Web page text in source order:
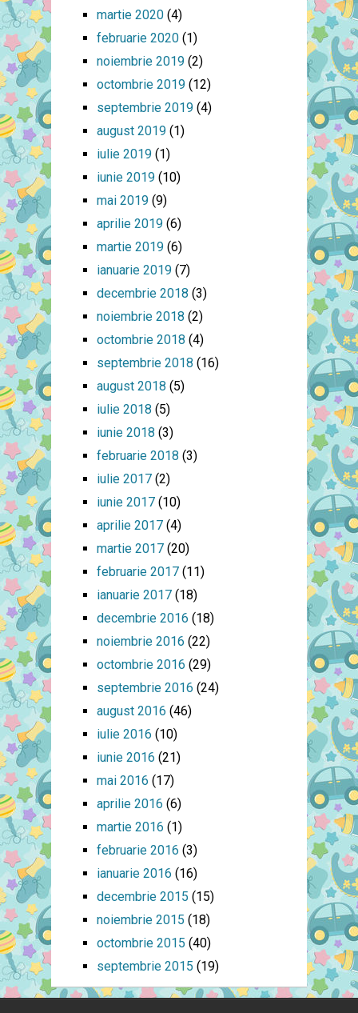
martie 2020(4)
februarie 2020(1)
noiembrie 2019(2)
octombrie 2019(12)
septembrie 2019(4)
august 2019(1)
iulie 2019(1)
iunie 2019(10)
mai 2019(9)
aprilie 2019(6)
martie 2019(6)
ianuarie 2019(7)
decembrie 2018 (3)
noiembrie 2018 (2)
octombrie 2018 (4)
septembrie 2018 (16)
august 2018 (5)
iulie 2018 (5)
iunie 2018 (3)
februarie 2018 (3)
iulie 2017(2)
iunie 2017(10)
aprilie 2017(4)
martie 2017(20)
februarie 2017(11)
ianuarie 2017(18)
decembrie 2016 (18)
noiembrie 2016 (22)
octombrie 2016 (29)
septembrie 2016 (24)
august 2016 (46)
iulie 2016 (10)
iunie 2016 (21)
mai 2016 (17)
aprilie 2016 (6)
martie 2016 (1)
februarie 2016 (3)
ianuarie 2016 (16)
decembrie 2015 (15)
noiembrie 2015 (18)
octombrie 2015 (40)
septembrie 2015 (19)